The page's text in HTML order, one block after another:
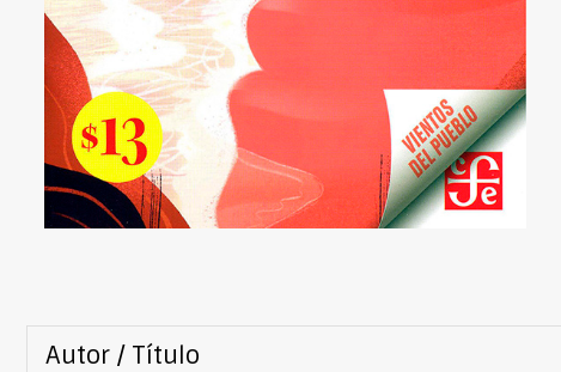
Autor / Título